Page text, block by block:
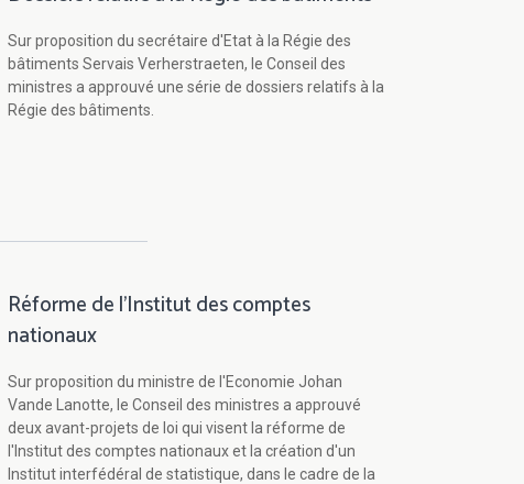
Sur proposition du secrétaire d'Etat à la Régie des
bâtiments Servais Verherstraeten, le Conseil des
ministres a approuvé une série de dossiers relatifs à la
Régie des bâtiments.
Réforme de l'Institut des comptes
nationaux
Sur proposition du ministre de l'Economie Johan
Vande Lanotte, le Conseil des ministres a approuvé
deux avant-projets de loi qui visent la réforme de
l'Institut des comptes nationaux et la création d'un
Institut interfédéral de statistique, dans le cadre de la